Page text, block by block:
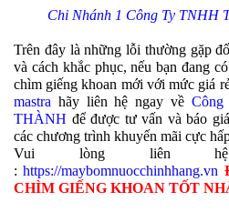
Chi Nhánh 1 Công Ty TNHH
Trên đây là những lỗi thường gặp
và cách khắc phục, nếu bạn đang
chìm giếng khoan mới với mức giá
mastra hãy liên hệ ngay về
THÀNH để được tư vấn và báo
các chương trình khuyến mãi cực
Vui lòng liên hệ
:https://maybomnuocchinhhang.vn
CHÌM GIẾNG KHOAN TỐT